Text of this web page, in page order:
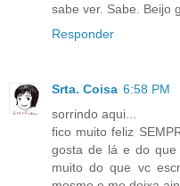
sabe ver. Sabe. Beijo
Responder
Srta. Coisa 6:58 PM
sorrindo aqui...
fico muito feliz
gosta de lá e do
muito do que vc